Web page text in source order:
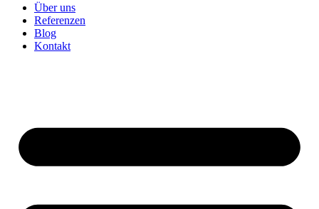
Über uns
Referenzen
Blog
Kontakt